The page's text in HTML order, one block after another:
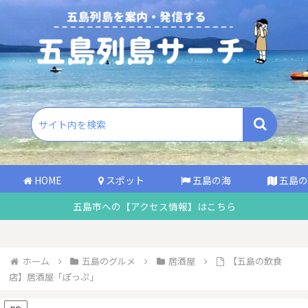
HOME スポット 五島の海
五島
五島市への【アクセス情報】はこちら
ホーム 五島のグルメ 居酒屋
【五島の飲食
店】居酒屋「ぽっぷ」